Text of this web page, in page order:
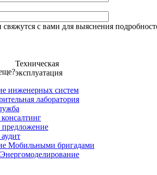
с вами для выяснения
Техническая
эксплуатация
инженерных систем
лаборатория
Мобильными бригадами